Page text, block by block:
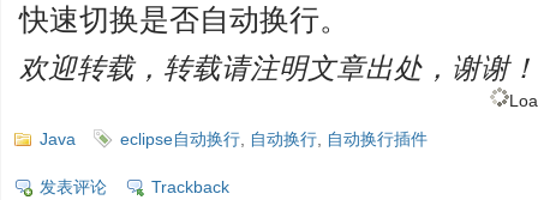
快速切换是否自动换行。
欢迎转载，转载请注明文章出处，谢谢！
Java
eclipse自动换行 自动换行 自动换行插件
发表评论 Trackback